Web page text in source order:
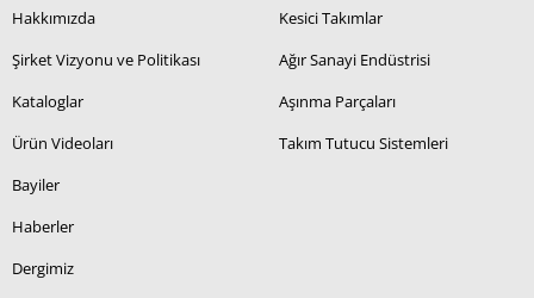
Hakkımızda
Şirket Vizyonu ve Politikası
Kataloglar
Ürün Videoları
Bayiler
Haberler
Dergimiz
Kesici Takımlar
Ağır Sanayi Endüstrisi
Aşınma Parçaları
Takım Tutucu Sistemleri